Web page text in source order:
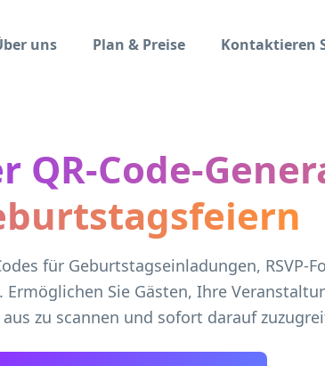
uns Plan & Preise Kontaktieren
QR-Code-
für Geburtstagseinladungen, RSVP-
Sie Gästen, Ihre
zu scannen und sofort darauf